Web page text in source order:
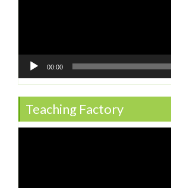
00:00
Teaching Factory